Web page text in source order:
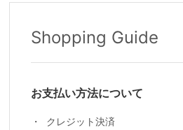
Shopping Guide
お支払い方法について
クレジット決済